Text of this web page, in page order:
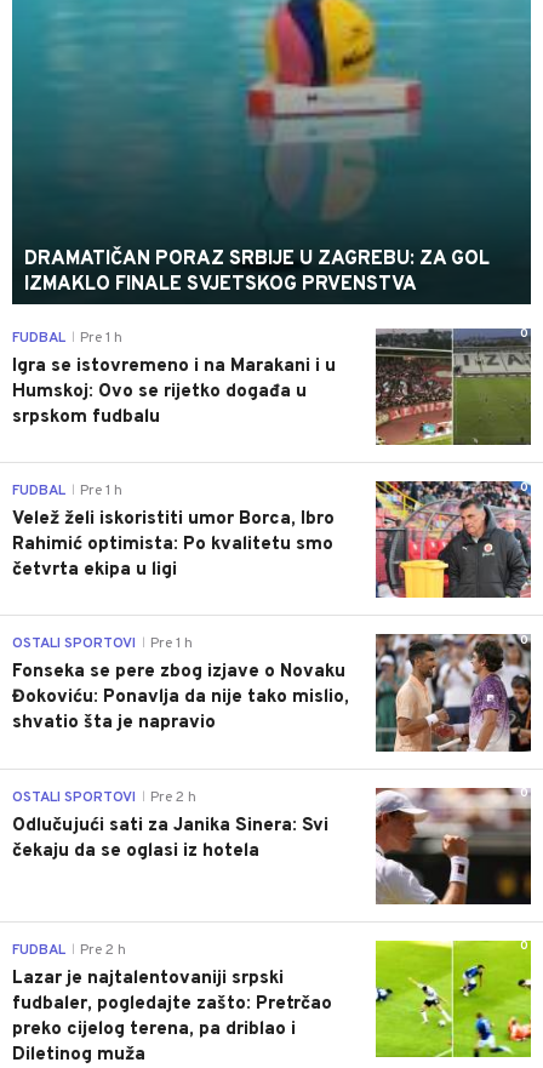
DRAMATIČAN PORAZ SRBIJE U ZAGREBU: ZA GOL
IZMAKLO FINALE SVJETSKOG PRVENSTVA
0
FUDBAL Pre 1 h
Igra se istovremeno i na Marakani i u
Humskoj: Ovo se rijetko događa u
srpskom fudbalu
0
FUDBAL Pre 1 h
Velež želi iskoristiti umor Borca, Ibro
Rahimić optimista: Po kvalitetu smo
četvrta ekipa u ligi
0
OSTALI SPORTOVI Pre 1 h
Fonseka se pere zbog izjave o Novaku
Đokoviću: Ponavlja da nije tako mislio,
shvatio šta je napravio
0
OSTALI SPORTOVI Pre 2 h
Odlučujući sati za Janika Sinera: Svi
čekaju da se oglasi iz hotela
0
FUDBAL Pre 2 h
Lazar je najtalentovaniji srpski
fudbaler, pogledajte zašto: Pretrčao
preko cijelog terena, pa driblao i
Diletinog muža